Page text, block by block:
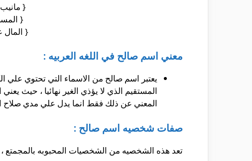
{
{
{ المال
معني اسم صالح في اللغه العربيه :
يعتبر اسم صالح من الاسماء التي تحتوي علي
المستقيم الذي لا يؤذي الغير نهائيا ، حيث
المعني عن ذلك فقط انما يدل علي مدي صلاح
صفات شخصيه اسم صالح :
تعد هذه الشخصيه من الشخصيات المحبوبه بالمجمتع